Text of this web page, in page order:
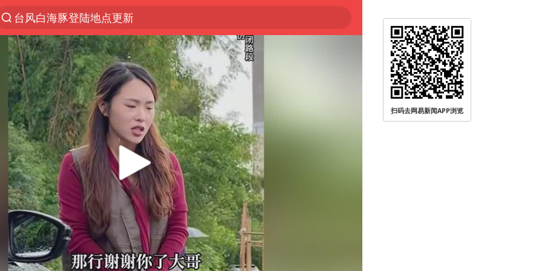
台风白海豚进入48小时警戒线
以“新”破局 首发经济点亮城市消费活力
佛得角门将亮相智利俱乐部主场
中方回应是否在太平洋海底开采稀土
宇树科技发行价格150.80元/股
看守所辅警收受10万获刑1年
宇树科技王兴兴身家有望超200亿元
五粮液渠道价一箱上涨近百元
CIA被曝已秘密设立古巴工作组
U17国足1分钟轰2球
泰国一女公务员妆容引争议 本人回应
扫码去网易新闻APP浏览